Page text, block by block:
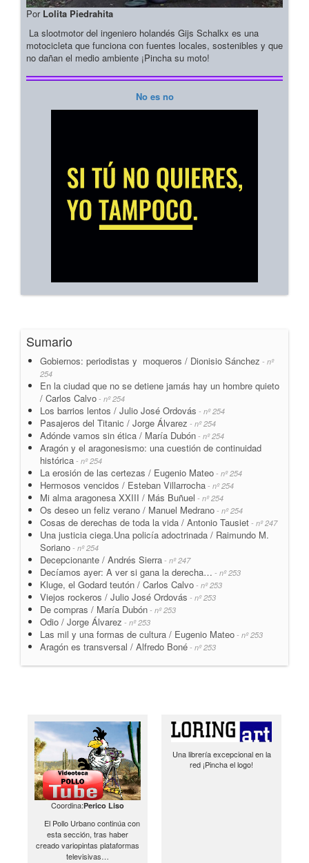
Por Lolita Piedrahita
La slootmotor del ingeniero holandés Gijs Schalkx es una
motocicleta que funciona con fuentes locales, sostenibles y que
no dañan el medio ambiente ¡Pincha su moto!
No es no
Sumario
Gobiernos: periodistas y moqueros / Dionisio Sánchez - nº
254
En la ciudad que no se detiene jamás hay un hombre quieto
/ Carlos Calvo - nº 254
Los barrios lentos / Julio José Ordovás - nº 254
Pasajeros del Titanic / Jorge Álvarez - nº 254
Adónde vamos sin ética / María Dubón - nº 254
Aragón y el aragonesismo: una cuestión de continuidad
histórica - nº 254
La erosión de las certezas / Eugenio Mateo - nº 254
Hermosos vencidos / Esteban Villarrocha - nº 254
Mi alma aragonesa XXIII / Más Buñuel - nº 254
Os deseo un feliz verano / Manuel Medrano - nº 254
Cosas de derechas de toda la vida / Antonio Tausiet - nº 247
Una justicia ciega.Una policía adoctrinada / Raimundo M.
Soriano - nº 254
Decepcionante / Andrés Sierra - nº 247
Decíamos ayer: A ver si gana la derecha… - nº 253
Kluge, el Godard teutón / Carlos Calvo - nº 253
Viejos rockeros / Julio José Ordovás - nº 253
De compras / María Dubón - nº 253
Odio / Jorge Álvarez - nº 253
Las mil y una formas de cultura / Eugenio Mateo - nº 253
Aragón es transversal / Alfredo Boné - nº 253
Coordina:Perico Liso
El Pollo Urbano continúa con
esta sección, tras haber
creado variopintas plataformas
televisivas…
Una librería excepcional en la
red ¡Pincha el logo!